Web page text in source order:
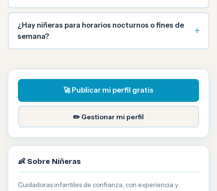
¿Hay niñeras para horarios nocturnos o fines de
semana?
+
🚀 Publicar mi perfil gratis
✏️ Gestionar mi perfil
👶 Sobre Niñeras
Cuidadoras infantiles de confianza, con experiencia y